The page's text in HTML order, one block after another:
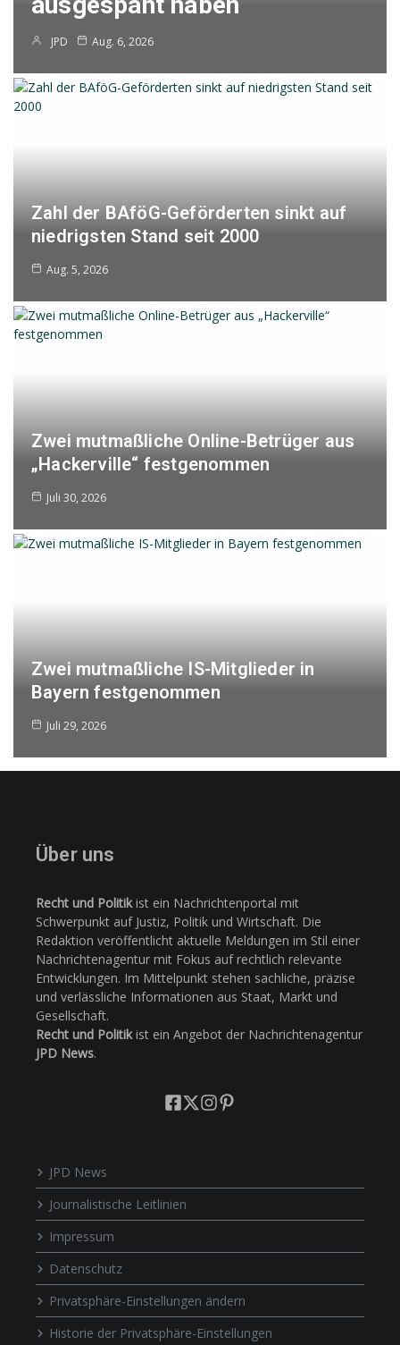
JPD Aug. 6, 2026
Zahl der BAföG-Geförderten sinkt auf
niedrigsten Stand seit 2000
Aug. 5, 2026
Zwei mutmaßliche Online-Betrüger aus
„Hackerville“ festgenommen
Juli 30, 2026
Zwei mutmaßliche IS-Mitglieder in
Bayern festgenommen
Juli 29, 2026
Über uns
Recht und Politikist ein Nachrichtenportal mit
Schwerpunkt auf Justiz, Politik und Wirtschaft. Die
Redaktion veröffentlicht aktuelle Meldungen im Stil einer
Nachrichtenagentur mit Fokus auf rechtlich relevante
Entwicklungen. Im Mittelpunkt stehen sachliche, präzise
und verlässliche Informationen aus Staat, Markt und
Gesellschaft.
Recht und Politikist ein Angebot der Nachrichtenagentur
JPD News.
JPD News
Journalistische Leitlinien
Impressum
Datenschutz
Privatsphäre-Einstellungen ändern
Historie der Privatsphäre-Einstellungen